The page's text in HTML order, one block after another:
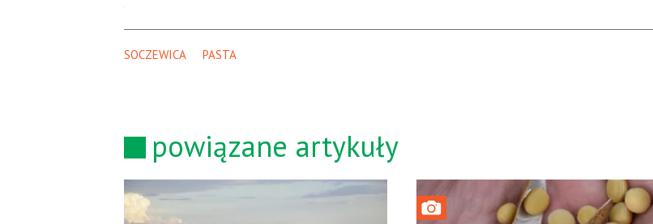
SOCZEWICA PASTA
powiązane artykuły